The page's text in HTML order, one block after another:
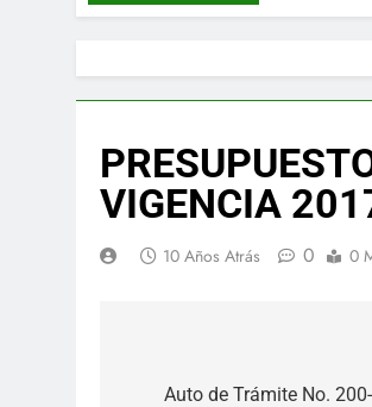
VIGENCIA
10 Años Atrás 0 0
Auto de Trámite No.